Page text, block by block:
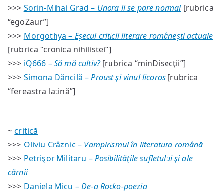
>>> Sorin-Mihai Grad – Unora li se pare normal[rubrica
“egoZaur”]
>>> Morgothya – Eșecul criticii literare românești actuale
[rubrica “cronica nihilistei”]
>>> iQ666 –Să mă cultiv?[rubrica “minDisecţii”]
>>> Simona Dăncilă –Proust şi vinul licoros [rubrica
“fereastra latină”]
~critică
>>> Oliviu Crâznic – Vampirismul în literatura română
>>> Petrişor Militaru –Posibilităţile sufletului şi ale
cărnii
>>> Daniela Micu –De-a Rocko-poezia